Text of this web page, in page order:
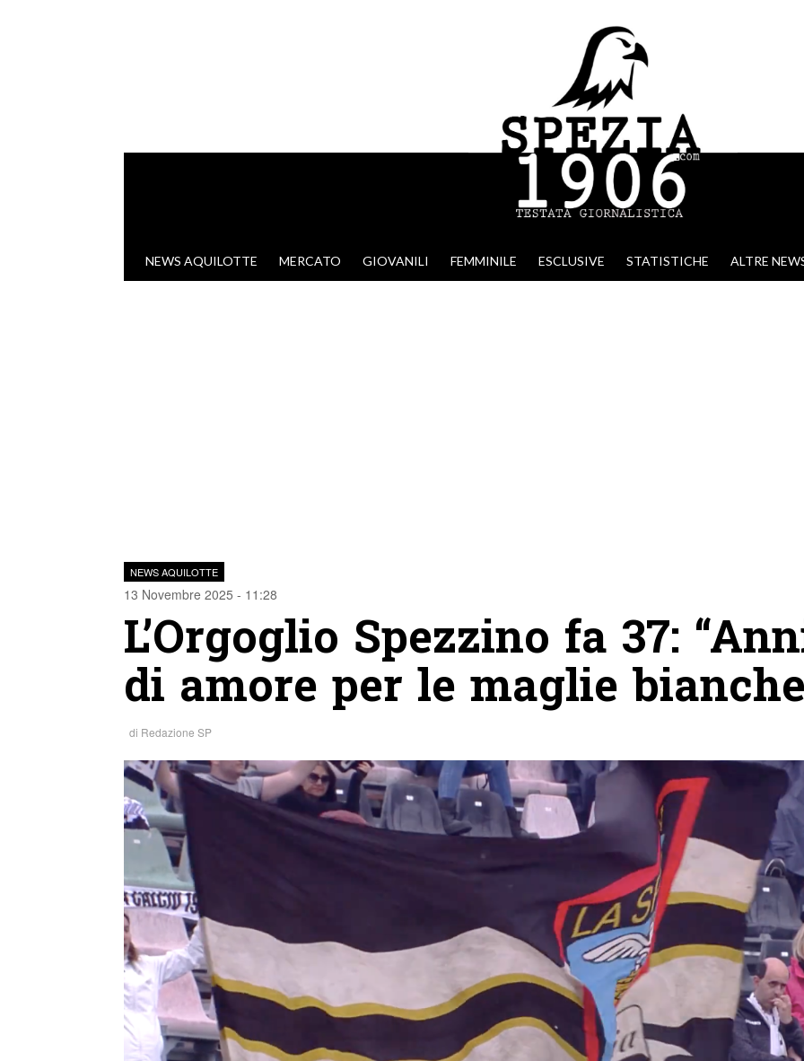
VAI AL CONTENUTO
NEWS AQUILOTTE MERCATO GIOVANILI FEMMINILE ESCLUSIVE STATISTICHE ALTRE
NEWS AQUILOTTE
13 Novembre 2025 - 11:28
L’Orgoglio Spezzino fa 37:
di amore per le maglie
di Redazione SP